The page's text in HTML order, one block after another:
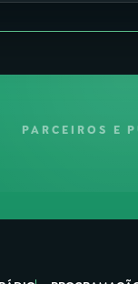
PARCEIROS E